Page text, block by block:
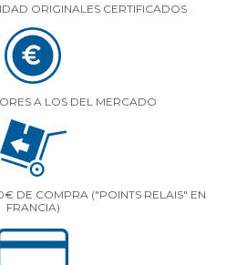
ORIGINALES CERTIFICADOS
A LOS DEL MERCADO
DE COMPRA ("POINTS RELAIS" EN
FRANCIA)